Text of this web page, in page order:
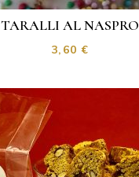
TARALLI AL NASPRO
3,60€